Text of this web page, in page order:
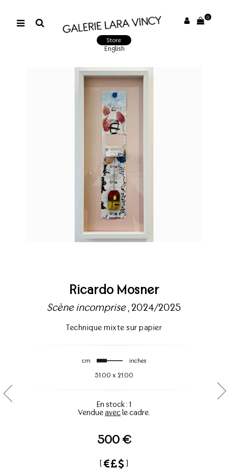
0
Store
English
Ricardo Mosner
Scène incomprise, 2024/2025
Technique mixte sur papier
cm inches
51.00 x 21.00
En stock : 1
Vendueavecle cadre.
500 €
[ ]